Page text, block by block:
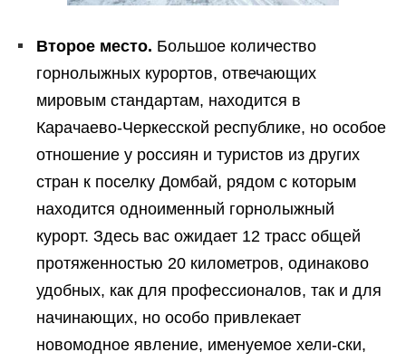
Второе место. Большое количество
горнолыжных курортов, отвечающих
мировым стандартам, находится в
Карачаево-Черкесской республике, но особое
отношение у россиян и туристов из других
стран к поселку Домбай, рядом с которым
находится одноименный горнолыжный
курорт. Здесь вас ожидает 12 трасс общей
протяженностью 20 километров, одинаково
удобных, как для профессионалов, так и для
начинающих, но особо привлекает
новомодное явление, именуемое хели-ски,